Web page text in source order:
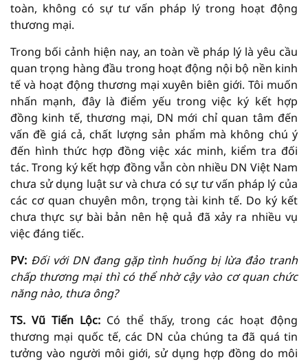
toàn, không có sự tư vấn pháp lý trong hoạt động
thương mại.
Trong bối cảnh hiện nay, an toàn về pháp lý là yêu cầu
quan trọng hàng đầu trong hoạt động nội bộ nền kinh
tế và hoạt động thương mại xuyên biên giới. Tôi muốn
nhấn mạnh, đây là điểm yếu trong việc ký kết hợp
đồng kinh tế, thương mại, DN mới chỉ quan tâm đến
vấn đề giá cả, chất lượng sản phẩm mà không chú ý
đến hình thức hợp đồng việc xác minh, kiểm tra đối
tác. Trong ký kết hợp đồng vẫn còn nhiều DN Việt Nam
chưa sử dụng luật sư và chưa có sự tư vấn pháp lý của
các cơ quan chuyên môn, trọng tài kinh tế. Do ký kết
chưa thực sự bài bản nên hệ quả đã xảy ra nhiều vụ
việc đáng tiếc.
PV: Đối với DN đang gặp tình huống bị lừa đảo tranh
chấp thương mại thì có thể nhờ cậy vào cơ quan chức
năng nào, thưa ông?
TS. Vũ Tiến Lộc: Có thể thấy, trong các hoạt động
thương mại quốc tế, các DN của chúng ta đã quá tin
tưởng vào người môi giới, sử dụng hợp đồng do môi